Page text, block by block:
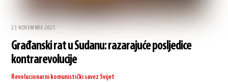
23 NOVEMBRA 2025
Građanski rat u Sudanu: razarajuće posljedice
kontrarevolucije
Revolucionarni komunistički savez Svijet